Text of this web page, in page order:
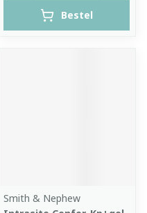
Bestel
Smith & Nephew